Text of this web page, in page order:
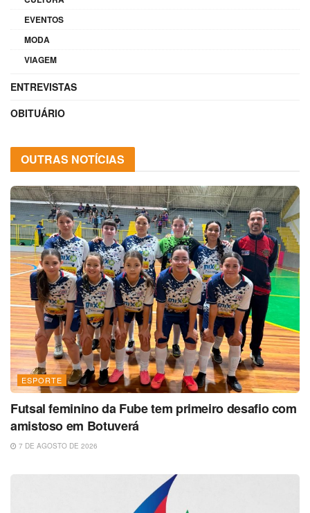
EVENTOS
MODA
VIAGEM
ENTREVISTAS
OBITUÁRIO
OUTRAS NOTÍCIAS
ESPORTE
Futsal feminino da Fube tem primeiro desafio com
amistoso em Botuverá
7 DE AGOSTO DE 2026